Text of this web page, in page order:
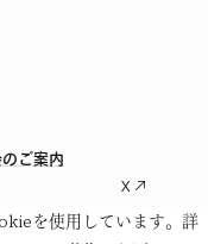
ご案内
X
Facebook
Instagram
を使用しています。詳